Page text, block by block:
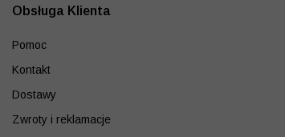
Obsługa Klienta
Pomoc
Kontakt
Dostawy
Zwroty i reklamacje